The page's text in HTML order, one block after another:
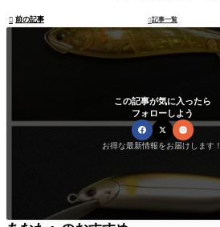
 前の記事 記事一覧
この記事が気に入ったら
フォローしよう
お得な最新情報をお届けします！